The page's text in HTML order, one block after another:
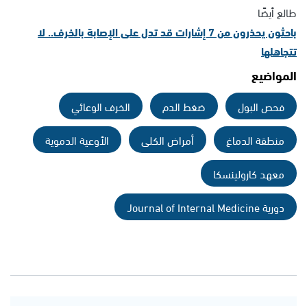
طالع أيضًا
باحثون يحذرون من 7 إشارات قد تدل على الإصابة بالخرف.. لا
تتجاهلها
المواضيع
فحص البول ضغط الدم
الخرف الوعائي
منطقة الدماغ
أمراض الكلى
الأوعية الدموية
معهد كارولينسكا
دورية Journal of Internal Medicine